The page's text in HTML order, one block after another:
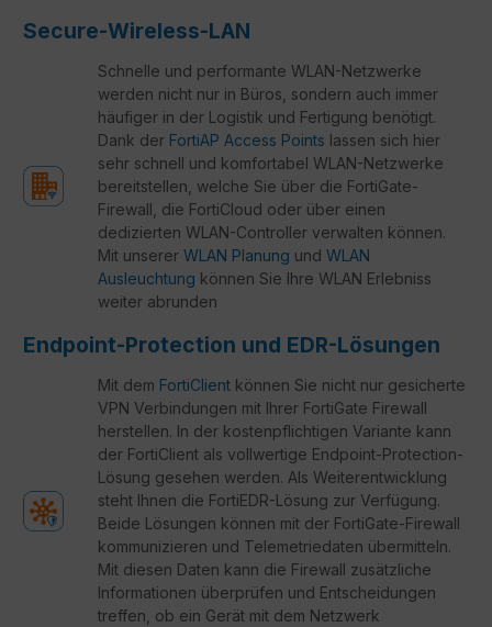
Secure-Wireless-LAN
Schnelle und performante WLAN-Netzwerke
werden nicht nur in Büros, sondern auch immer
häufiger in der Logistik und Fertigung benötigt.
Dank der FortiAP Access Points lassen sich hier
sehr schnell und komfortabel WLAN-Netzwerke
bereitstellen, welche Sie über die FortiGate-
Firewall, die FortiCloud oder über einen
dedizierten WLAN-Controller verwalten können.
Mit unserer WLAN Planung und WLAN
Ausleuchtung können Sie Ihre WLAN Erlebniss
weiter abrunden
Endpoint-Protection und EDR-Lösungen
Mit dem FortiClient können Sie nicht nur gesicherte
VPN Verbindungen mit Ihrer FortiGate Firewall
herstellen. In der kostenpflichtigen Variante kann
der FortiClient als vollwertige Endpoint-Protection-
Lösung gesehen werden. Als Weiterentwicklung
steht Ihnen die FortiEDR-Lösung zur Verfügung.
Beide Lösungen können mit der FortiGate-Firewall
kommunizieren und Telemetriedaten übermitteln.
Mit diesen Daten kann die Firewall zusätzliche
Informationen überprüfen und Entscheidungen
treffen, ob ein Gerät mit dem Netzwerk